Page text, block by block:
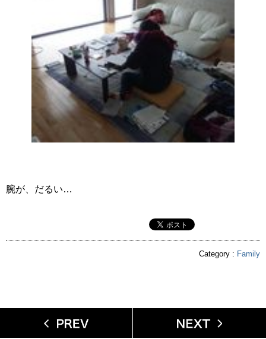
腕が、だるい…
Category : Family